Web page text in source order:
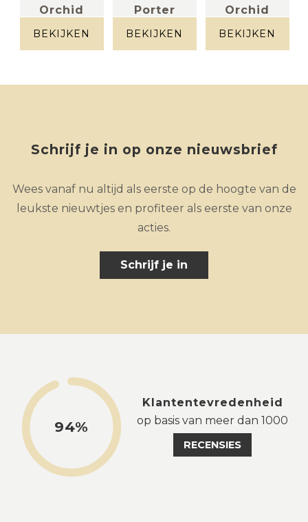
Orchid
eik
BEKIJKEN
Porter
BEKIJKEN
Orchid
eik
BEKIJKEN
Schrijf je in op onze nieuwsbrief
Wees vanaf nu altijd als eerste op de hoogte van de
leukste nieuwtjes en profiteer als eerste van onze
acties.
Schrijf je in
94%
Klantentevredenheid
op basis van meer dan 1000
RECENSIES